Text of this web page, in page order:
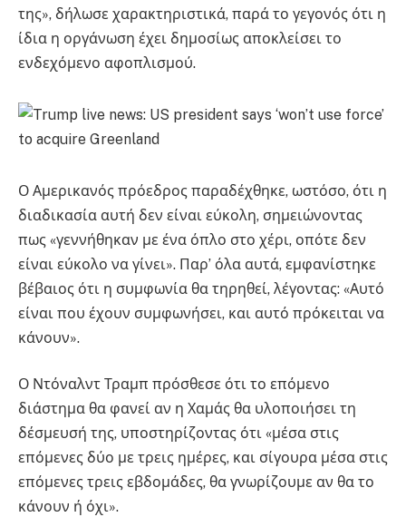
της», δήλωσε χαρακτηριστικά, παρά το γεγονός ότι η
ίδια η οργάνωση έχει δημοσίως αποκλείσει το
ενδεχόμενο αφοπλισμού.
Ο Αμερικανός πρόεδρος παραδέχθηκε, ωστόσο, ότι η
διαδικασία αυτή δεν είναι εύκολη, σημειώνοντας
πως «γεννήθηκαν με ένα όπλο στο χέρι, οπότε δεν
είναι εύκολο να γίνει». Παρ’ όλα αυτά, εμφανίστηκε
βέβαιος ότι η συμφωνία θα τηρηθεί, λέγοντας: «Αυτό
είναι που έχουν συμφωνήσει, και αυτό πρόκειται να
κάνουν».
Ο Ντόναλντ Τραμπ πρόσθεσε ότι το επόμενο
διάστημα θα φανεί αν η Χαμάς θα υλοποιήσει τη
δέσμευσή της, υποστηρίζοντας ότι «μέσα στις
επόμενες δύο με τρεις ημέρες, και σίγουρα μέσα στις
επόμενες τρεις εβδομάδες, θα γνωρίζουμε αν θα το
κάνουν ή όχι».